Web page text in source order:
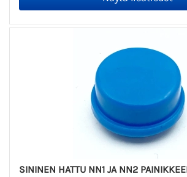
SININEN HATTU NN1 JA NN2